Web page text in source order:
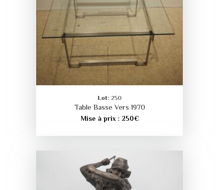
Lot: 250
Table Basse Vers 1970
Mise à prix : 250€